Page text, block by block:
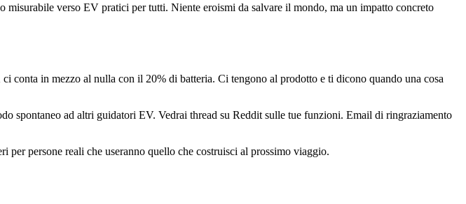
verso EV pratici per tutti. Niente eroismi da salvare il mondo, ma un impatto concreto
conta in mezzo al nulla con il 20% di batteria. Ci tengono al prodotto e ti dicono quando una cosa
spontaneo ad altri guidatori EV. Vedrai thread su Reddit sulle tue funzioni. Email di ringraziamento
persone reali che useranno quello che costruisci al prossimo viaggio.